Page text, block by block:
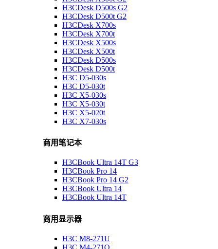
H3CDesk D500s G2
H3CDesk D500t G2
H3CDesk X700s
H3CDesk X700t
H3CDesk X500s
H3CDesk X500t
H3CDesk D500s
H3CDesk D500t
H3C D5-030s
H3C D5-030t
H3C X5-030s
H3C X5-030t
H3C X5-020t
H3C X7-030s
商用笔记本
H3CBook Ultra 14T G3
H3CBook Pro 14
H3CBook Pro 14 G2
H3CBook Ultra 14
H3CBook Ultra 14T
商用显示器
H3C M8-271U
H3C M4-271Q